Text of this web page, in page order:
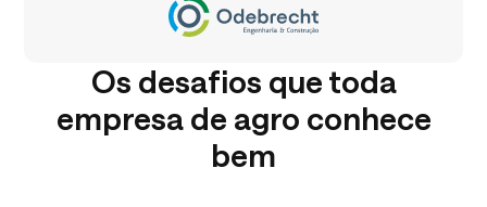
Os desafios que toda
empresa de agro conhece
bem